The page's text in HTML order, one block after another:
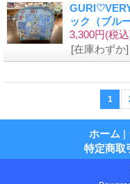
ック（ブル
3,300円(税
[在庫わずか]
1
ホーム |
特定商取